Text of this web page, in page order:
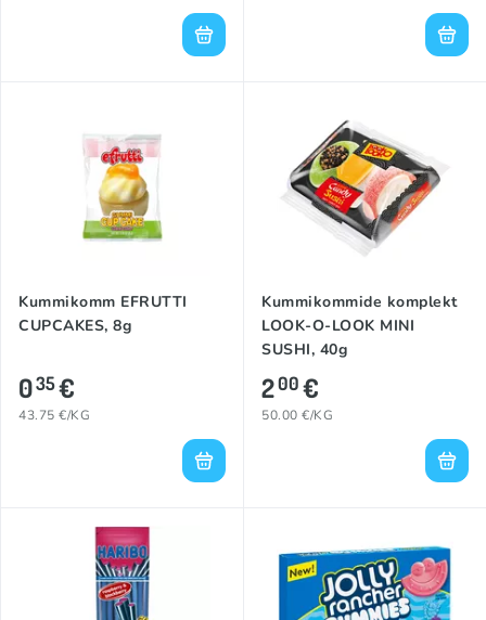
Kummikomm EFRUTTI
CUPCAKES, 8g
035€
43.75 €/KG
Kummikommide komplekt
LOOK-O-LOOK MINI
SUSHI, 40g
200€
50.00 €/KG